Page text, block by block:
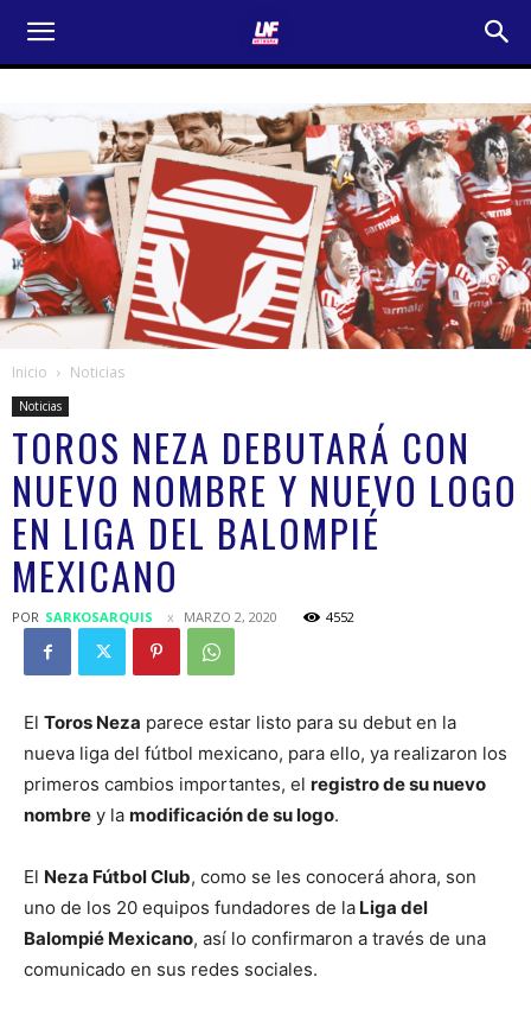
Inicio Noticias
Noticias
TOROS NEZA DEBUTARÁ CON
NUEVO NOMBRE Y NUEVO LOGO
EN LIGA DEL BALOMPIÉ
MEXICANO
POR SARKOSARQUIS MARZO 2, 2020 4552
El Toros Neza parece estar listo para su debut en la
nueva liga del fútbol mexicano, para ello, ya realizaron los
primeros cambios importantes, el registro de su nuevo
nombre y la modificación de su logo.
El Neza Fútbol Club, como se les conocerá ahora, son
uno de los 20 equipos fundadores de la Liga del
Balompié Mexicano, así lo confirmaron a través de una
comunicado en sus redes sociales.